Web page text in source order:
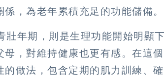
，為老年累積充足的功能儲備。
壯年期，則是生理功能開始明顯
母，對維持健康也更有感。在這
做法，包含定期的肌力訓練、